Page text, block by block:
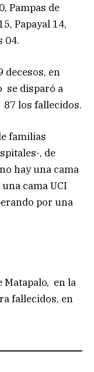
Pampas de
Papayal 14,
04.
decesos, en
se disparó a
87 los fallecidos.
familias
, de
hay una cama
cama UCI
por una
Matapalo, en la
fallecidos, en